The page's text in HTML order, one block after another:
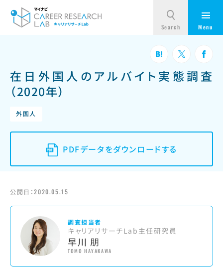
在日外国人のアルバイト実態調査
（2020年）
外国人
PDFデータをダウンロードする
公開日：2020.05.15
調査担当者
キャリアリサーチLab主任研究員
早川 朋
TOMO HAYAKAWA